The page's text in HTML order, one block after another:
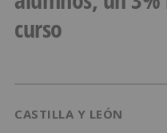
curso
CASTILLA Y LEÓN